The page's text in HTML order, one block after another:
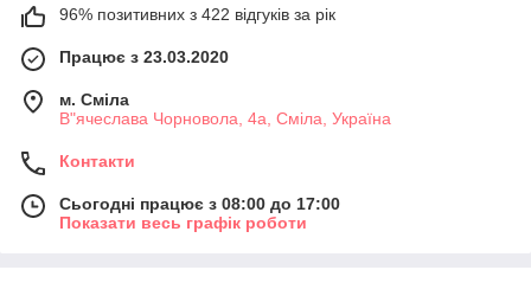
96% позитивних з 422 відгуків за рік
Працює з 23.03.2020
м. Сміла
В"ячеслава Чорновола, 4а, Сміла, Україна
Контакти
Сьогодні працює з 08:00 до 17:00
Показати весь графік роботи